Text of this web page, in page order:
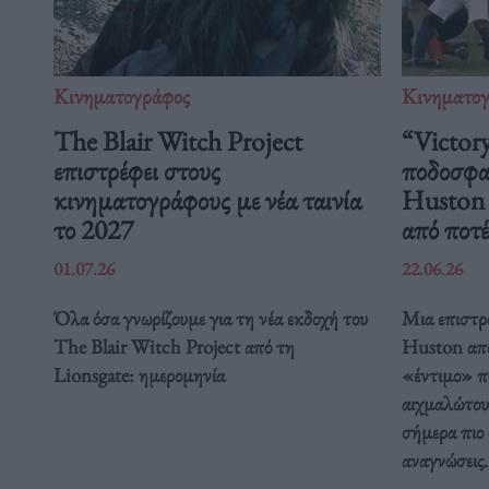
Κινηματογράφος
The Blair Witch Project
επιστρέφει στους
κινηματογράφους με νέα ταινία
το 2027
01.07.26
Όλα όσα γνωρίζουμε για τη νέα εκδοχή του
The Blair Witch Project από τη
Lionsgate: ημερομηνία
Huston
από ποτέ
22.06.26
Μια
Huston
«έντιμο»
σήμερα πιο
αναγνώσεις.